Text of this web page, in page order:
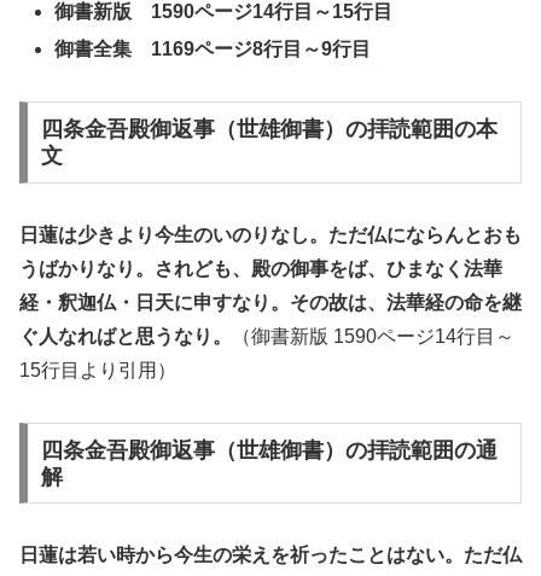
御書新版 1590ページ14行目～15行目
御書全集 1169ページ8行目～9行目
四条金吾殿御返事（世雄御書）の拝読範囲の本
文
日蓮は少きより今生のいのりなし。ただ仏にならんとおも
うばかりなり。されども、殿の御事をば、ひまなく法華
経・釈迦仏・日天に申すなり。その故は、法華経の命を継
ぐ人なればと思うなり。
（御書新版 1590ページ14行目～
15行目より引用）
四条金吾殿御返事（世雄御書）の拝読範囲の通
解
日蓮は若い時から今生の栄えを祈ったことはない。ただ仏